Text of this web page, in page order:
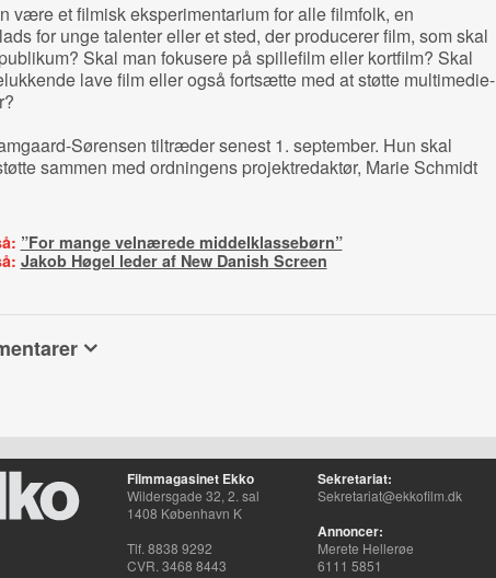
være et filmisk eksperimentarium for alle filmfolk, en
for unge talenter eller et sted, der producerer film, som skal
Skal man fokusere på spillefilm eller kortfilm? Skal
lave film eller også fortsætte med at støtte multimedie-
Sørensen tiltræder senest 1. september. Hun skal
sammen med ordningens projektredaktør, Marie Schmidt
”For mange velnærede middelklassebørn”
Jakob Høgel leder af New Danish Screen
Filmmagasinet Ekko
Wildersgade 32, 2. sal
1408 København K
Tlf. 8838 9292
CVR. 3468 8443
Sekretariat:
Sekretariat@ekkofilm.dk
Annoncer:
Merete Hellerøe
6111 5851